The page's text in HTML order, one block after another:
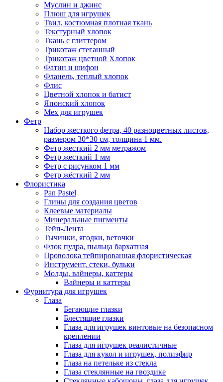
Муслин и джинс
Плюш для игрушек
Твил, костюмная плотная ткань
Текстурный хлопок
Ткань с глиттером
Трикотаж стеганный
Трикотаж цветной Хлопок
Фатин и шифон
Фланель, теплый хлопок
Флис
Цветной хлопок и батист
Японский хлопок
Мех для игрушек
Фетр
Набор жесткого фетра, 40 разноцветных листов,
размером 30*30 см, толщина 1 мм.
Фетр жесткий 2 мм метражом
Фетр жесткий 1 мм
Фетр с рисунком 1 мм
Фетр жёсткий 2 мм
Флористика
Pan Pastel
Глины для создания цветов
Клеевые материалы
Минеральные пигменты
Тейп-Лента
Тычинки, ягодки, веточки
Флок пудра, пыльца бархатная
Проволока тейпированная флористическая
Инструмент, стеки, бульки
Молды, вайнеры, каттеры
Вайнеры и каттеры
Фурнитура для игрушек
Глаза
Бегающие глазки
Блестящие глазки
Глаза для игрушек винтовые на безопасном
креплении
Глаза для игрушек реалистичные
Глаза для кукол и игрушек, полиэфир
Глаза на петельке из стекла
Глаза стеклянные на гвоздике